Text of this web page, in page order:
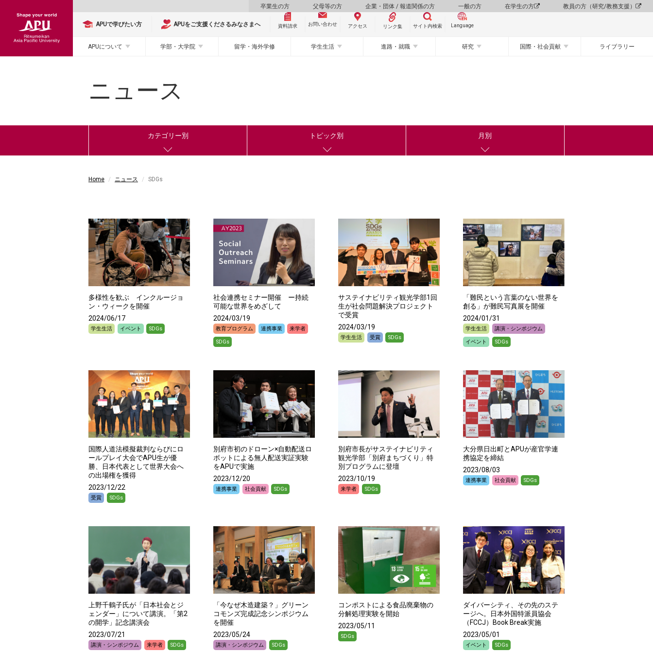
卒業生の方 父母等の方 企業・団体 / 報道関係の方 一般の方 在学生の方 教員の方（研究/教務支援）
APUで学びたい方 APUをご支援くださるみなさまへ 資料請求 お問い合わせ アクセス リンク集 サイト内検索 Language
APUについて 学部・大学院 留学・海外学修 学生生活 進路・就職 研究 国際・社会貢献 ライブラリー
ニュース
カテゴリー別 トピック別 月別
Home ニュース SDGs
多様性を歓ぶ インクルージョ
ン・ウィークを開催
2024/06/17
学生生活 イベント SDGs
社会連携セミナー開催 ー持続
可能な世界をめざして
2024/03/19
教育プログラム 連携事業 来学者
SDGs
サステイナビリティ観光学部1回
生が社会問題解決プロジェクト
で受賞
2024/03/19
学生生活 受賞 SDGs
「難民という言葉のない世界を
創る」が難民写真展を開催
2024/01/31
学生生活 講演・シンポジウム
イベント SDGs
国際人道法模擬裁判ならびにロ
ールプレイ大会でAPU生が優
勝、日本代表として世界大会へ
の出場権を獲得
2023/12/22
受賞 SDGs
別府市初のドローン×自動配送ロ
ボットによる無人配送実証実験
をAPUで実施
2023/12/20
連携事業 社会貢献 SDGs
別府市長がサステイナビリティ
観光学部「別府まちづくり」特
別プログラムに登壇
2023/10/19
来学者 SDGs
大分県日出町とAPUが産官学連
携協定を締結
2023/08/03
連携事業 社会貢献 SDGs
上野千鶴子氏が「日本社会とジ
ェンダー」について講演。「第2
の開学」記念講演会
2023/07/21
講演・シンポジウム 来学者 SDGs
「今なぜ木造建築？」グリーン
コモンズ完成記念シンポジウム
を開催
2023/05/24
講演・シンポジウム SDGs
コンポストによる食品廃棄物の
分解処理実験を開始
2023/05/11
SDGs
ダイバーシティ、その先のステ
ージへ。日本外国特派員協会
（FCCJ）Book Break実施
2023/05/01
イベント SDGs